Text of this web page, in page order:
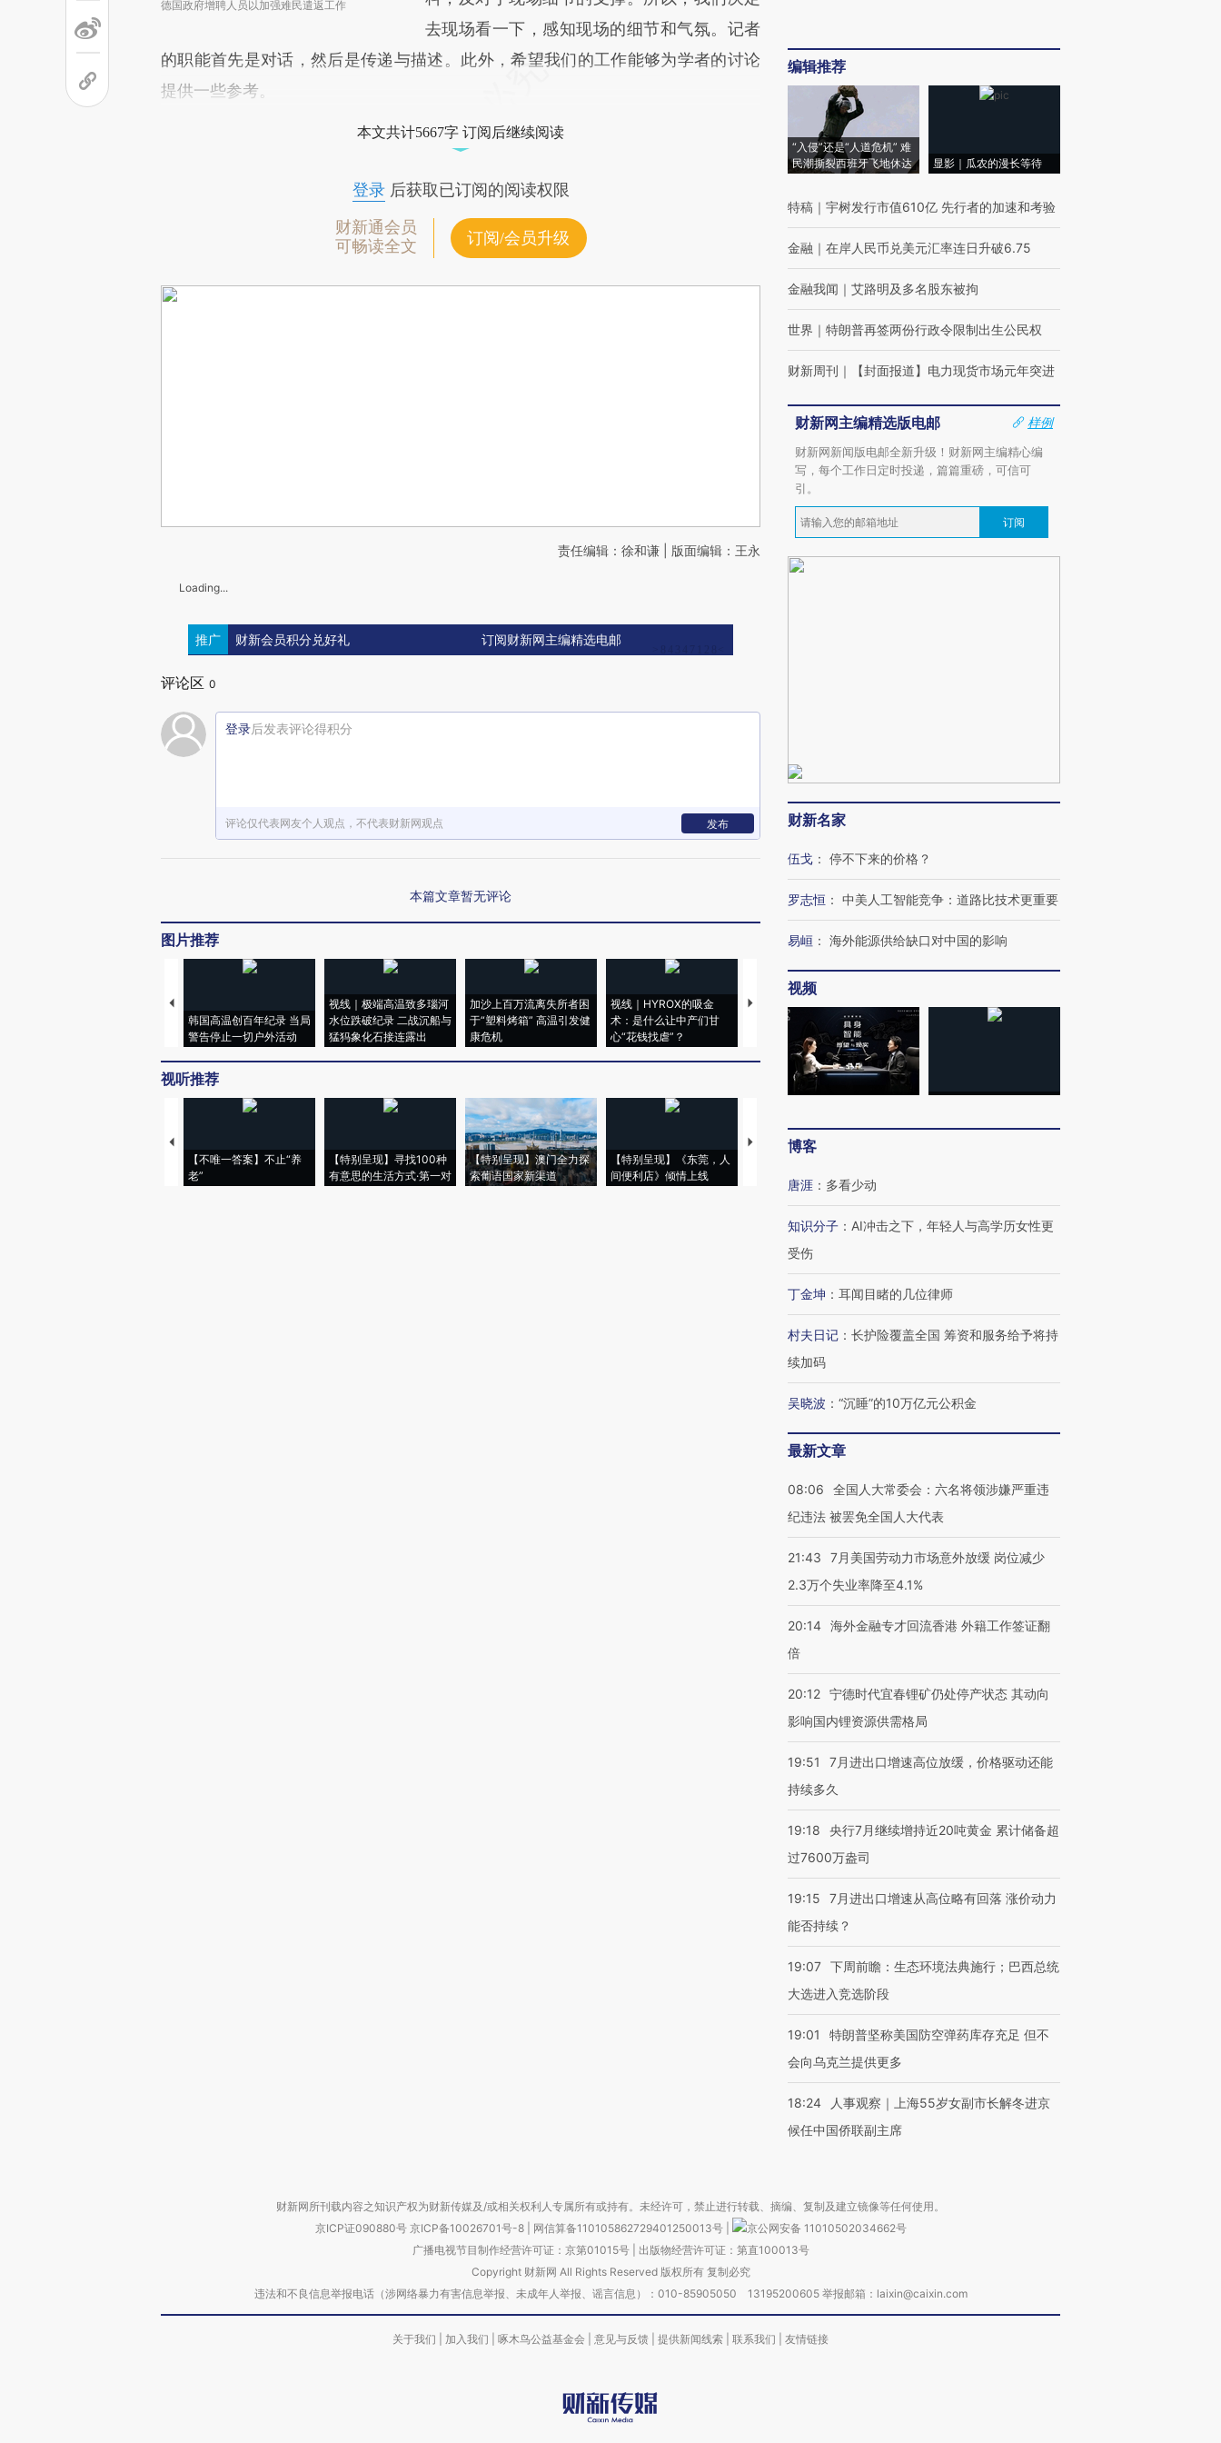
德国政府增聘人员以加强难民遣返工作
去现场看一下，感知现场的细节和气氛。记者
的职能首先是对话，然后是传递与描述。此外，希望我们的工作能够为学者的讨论
提供一些参考。
本文共计5667字 订阅后继续阅读
登录后获取已订阅的阅读权限
财新通会员
可畅读全文
订阅/会员升级
责任编辑：徐和谦 | 版面编辑：王永
Loading...
推广 财新会员积分兑好礼 订阅财新网主编精选电邮
评论区 0
登录后发表评论得积分
评论仅代表网友个人观点，不代表财新网观点 发布
本篇文章暂无评论
图片推荐
韩国高温创百年纪录 当局
警告停止一切户外活动
视线｜极端高温致多瑙河
水位跌破纪录 二战沉船与
猛犸象化石接连露出
加沙上百万流离失所者困
于“塑料烤箱” 高温引发健
康危机
视线｜HYROX的吸金
术：是什么让中产们甘
心“花钱找虐”？
马航飞行员跨国走私7万
粒摇头丸 尿检体内含3种
视线｜被称为“蟑螂”的印
度Z世代 用街头抗争将教
育部长拱下台
视线｜“入侵”还是“人道危
视听推荐
【不唯一答案】不止“养
老”
【特别呈现】寻找100种
有意思的生活方式·第一对
【特别呈现】澳门全力探
索葡语国家新渠道
【特别呈现】《东莞，人
间便利店》倾情上线
【推广】走进第四届链博
编辑推荐
“入侵”还是“人道危机” 难
民潮撕裂西班牙飞地休达
显影｜瓜农的漫长等待
特稿 ｜ 宇树发行市值610亿 先行者的加速和考验
金融 ｜ 在岸人民币兑美元汇率连日升破6.75
金融我闻 ｜ 艾路明及多名股东被拘
世界 ｜ 特朗普再签两份行政令限制出生公民权
财新周刊 ｜ 【封面报道】电力现货市场元年突进
财新网主编精选版电邮
样例
财新网新闻版电邮全新升级！财新网主编精心编
写，每个工作日定时投递，篇篇重磅，可信可
引。
订阅
财新名家
伍戈 ： 停不下来的价格？
罗志恒 ： 中美人工智能竞争：道路比技术更重要
易峘 ： 海外能源供给缺口对中国的影响
视频
博客
唐涯 ： 多看少动
知识分子 ： AI冲击之下，年轻人与高学历女性更
受伤
丁金坤 ： 耳闻目睹的几位律师
村夫日记 ： 长护险覆盖全国 筹资和服务给予将持
续加码
吴晓波 ： “沉睡”的10万亿元公积金
最新文章
08:06
全国人大常委会：六名将领涉嫌严重违
纪违法 被罢免全国人大代表
21:43
7月美国劳动力市场意外放缓 岗位减少
2.3万个失业率降至4.1%
20:14 海外金融专才回流香港 外籍工作签证翻
倍
20:12 宁德时代宜春锂矿仍处停产状态 其动向
影响国内锂资源供需格局
19:51
7月进出口增速高位放缓，价格驱动还能
持续多久
19:18
央行7月继续增持近20吨黄金 累计储备超
过7600万盎司
19:15
7月进出口增速从高位略有回落 涨价动力
能否持续？
19:07 下周前瞻：生态环境法典施行；巴西总统
大选进入竞选阶段
19:01
特朗普坚称美国防空弹药库存充足 但不
会向乌克兰提供更多
18:24
人事观察｜上海55岁女副市长解冬进京
候任中国侨联副主席
财新网所刊载内容之知识产权为财新传媒及/或相关权利人专属所有或持有。未经许可，禁止进行转载、摘编、复制及建立镜像等任何使用。
京ICP证090880号 京ICP备10026701号-8 网信算备110105862729401250013号
京公网安备 11010502034662号
广播电视节目制作经营许可证：京第01015号| 出版物经营许可证：第直100013号
Copyright 财新网 All Rights Reserved 版权所有 复制必究
违法和不良信息举报电话（涉网络暴力有害信息举报、未成年人举报、谣言信息）：010-85905050 13195200605 举报邮箱：laixin@caixin.com
关于我们 加入我们 啄木鸟公益基金会 意见与反馈 提供新闻线索 联系我们 友情链接